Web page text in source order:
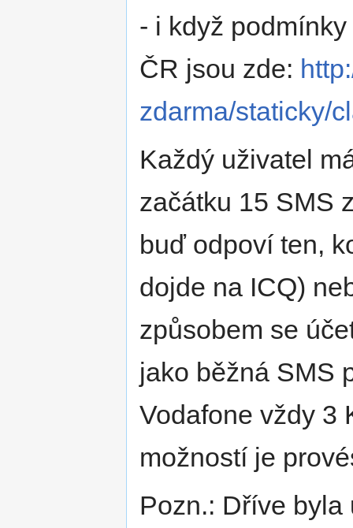
- i když
ČR jsou zde:
zdarma/staticky/
Každý uživatel
začátku 15 SMS
buď odpoví ten,
dojde na ICQ)
způsobem se
jako běžná SMS
Vodafone vždy 3
možností je
Pozn.: Dříve byla